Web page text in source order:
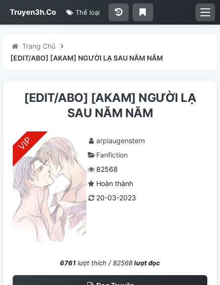
Truyen3h.Co Thể loại
Trang Chủ
[EDIT/ABO] [AKAM] NGƯỜI LẠ SAU NĂM NĂM
[EDIT/ABO] [AKAM] NGƯỜI LẠ
SAU NĂM NĂM
arpiaugenstern
Fanfiction
82568
Hoàn thành
20-03-2023
6761 lượt thích /82568lượt đọc